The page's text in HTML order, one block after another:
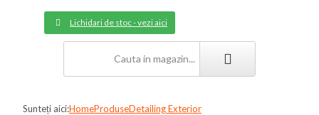
Lichidari de stoc - vezi aici
Sunteți aici:HomeProduseDetailing Exterior